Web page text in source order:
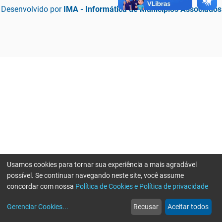
Desenvolvido por IMA - Informática de Municípios Associados
web
Notícias
more_horiz
Mais
Usamos cookies para tornar sua experiência a mais agradável
possível. Se continuar navegando neste site, você assume
concordar com nossa Política de Cookies e Política de privacidade
Gerenciar Cookies... Recusar Aceitar todos
Erro ao enviar informações, por favor tente novamente